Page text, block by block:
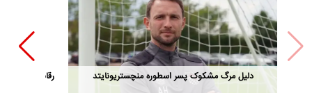
دلیل مرگ مشکوک پسر اسطوره منچستریونایتد رقابت مدیران